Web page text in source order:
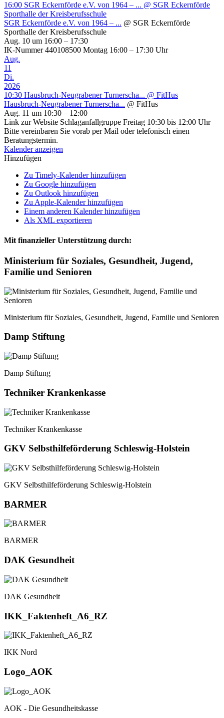
16:00 SGR Eckernförde e.V. von 1964 – ... @ SGR Eckernförde
Sporthalle der Kreisberufsschule
SGR Eckernförde e.V. von 1964 – ... @ SGR Eckernförde
Sporthalle der Kreisberufsschule
Aug. 10 um 16:00 – 17:30
IK-Nummer 440108500 Montag 16:00 – 17:30 Uhr
Aug.
11
Di.
2026
10:30 Hausbruch-Neugrabener Turnerscha... @ FitHus
Hausbruch-Neugrabener Turnerscha... @ FitHus
Aug. 11 um 10:30 – 12:00
Link zur Website Schlaganfallgruppe Freitag 10:30 bis 12:00 Uhr
Bitte vereinbaren Sie vorab per Mail oder telefonisch einen
Beratungstermin.
Kalender anzeigen
Hinzufügen
Zu Timely-Kalender hinzufügen
Zu Google hinzufügen
Zu Outlook hinzufügen
Zu Apple-Kalender hinzufügen
Einem anderen Kalender hinzufügen
Als XML exportieren
Mit finanzieller Unterstützung durch:
Ministerium für Soziales, Gesundheit, Jugend,
Familie und Senioren
Ministerium für Soziales, Gesundheit, Jugend, Familie und Senioren
Damp Stiftung
Damp Stiftung
Techniker Krankenkasse
Techniker Krankenkasse
GKV Selbsthilfeförderung Schleswig-Holstein
GKV Selbsthilfeförderung Schleswig-Holstein
BARMER
BARMER
DAK Gesundheit
DAK Gesundheit
IKK_Faktenheft_A6_RZ
IKK Nord
Logo_AOK
AOK - Die Gesundheitskasse